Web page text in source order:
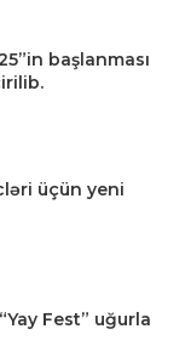
başlanması
üçün yeni
Fest” uğurla